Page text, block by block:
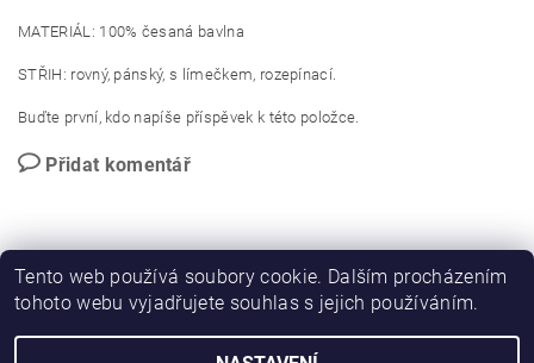
MATERIÁL: 100% česaná bavlna
STŘIH: rovný, pánský, s límečkem, rozepínací.
Buďte první, kdo napíše příspěvek k této položce.
Přidat komentář
Tento web používá soubory cookie. Dalším procházením
tohoto webu vyjadřujete souhlas s jejich používáním.